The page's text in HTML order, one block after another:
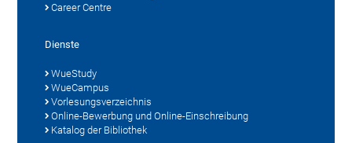
Career Centre
Dienste
WueStudy
WueCampus
Vorlesungsverzeichnis
Online-Bewerbung und Online-Einschreibung
Katalog der Bibliothek